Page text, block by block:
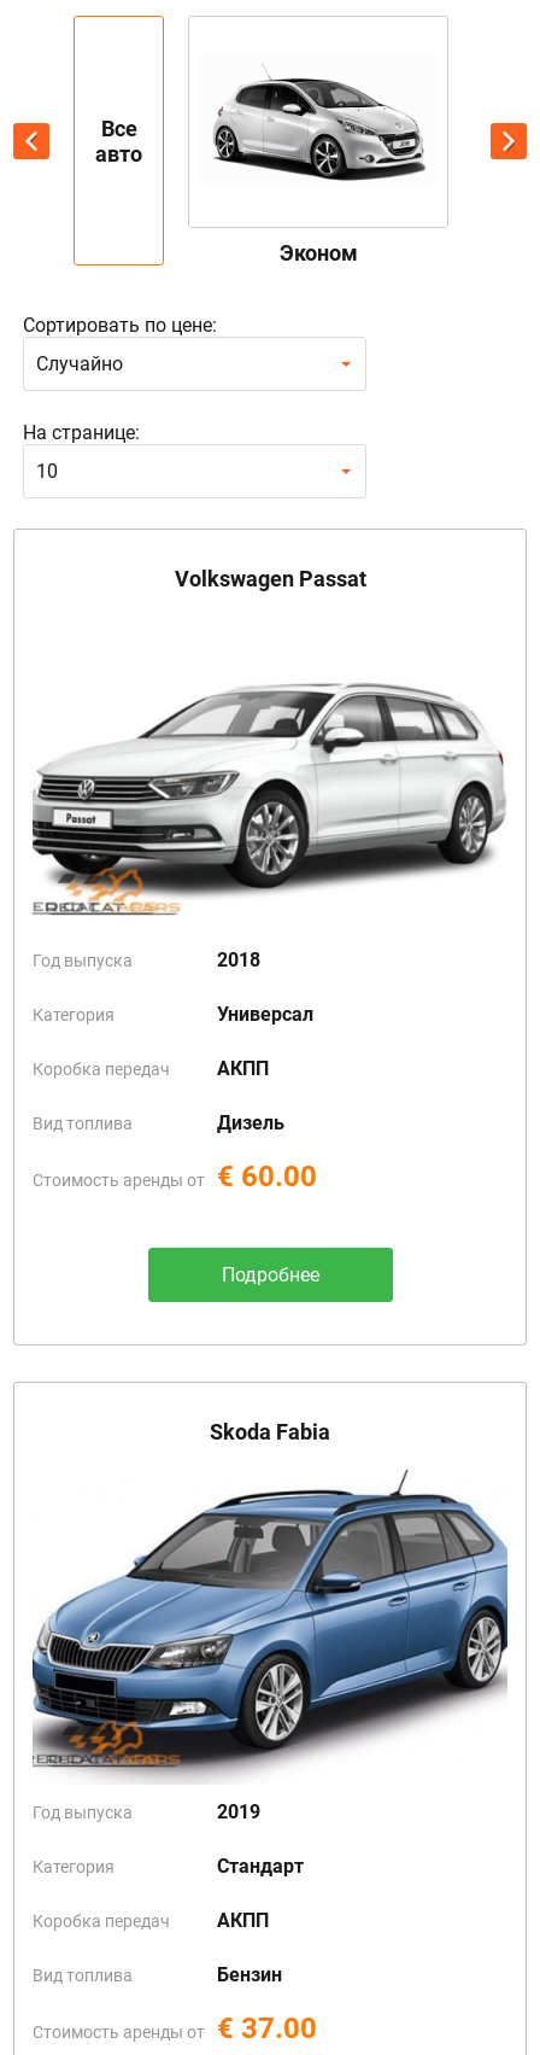
Все
авто
Эконом
Сортировать по цене:
Случайно
На странице:
10
Volkswagen Passat
Год выпуска 2018
Категория Универсал
Коробка передач АКПП
Вид топлива Дизель
Стоимость аренды от € 60.00
Подробнее
Skoda Fabia
Год выпуска 2019
Категория Стандарт
Коробка передач АКПП
Вид топлива Бензин
Стоимость аренды от € 37.00